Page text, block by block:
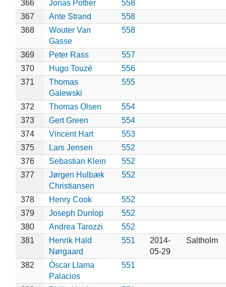
366 Jonas Pottier
558
367
Ante Strand
558
368
Wouter Van
Gasse
558
369 Peter Rass
557
370
Hugo Touzé
556
371
Thomas
Galewski
555
372 Thomas Olsen
554
373
Gert Green
554
374
Vincent Hart
553
375
Lars Jensen
552
376
Sebastian Klein
552
377
Jørgen Hulbæk
Christiansen
552
378 Henry Cook
552
379
Joseph Dunlop
552
380
Andrea Tarozzi
552
381
Henrik Hald
Nørgaard
551
2014-
05-29
Saltholm
382
Óscar Llama
Palacios
551